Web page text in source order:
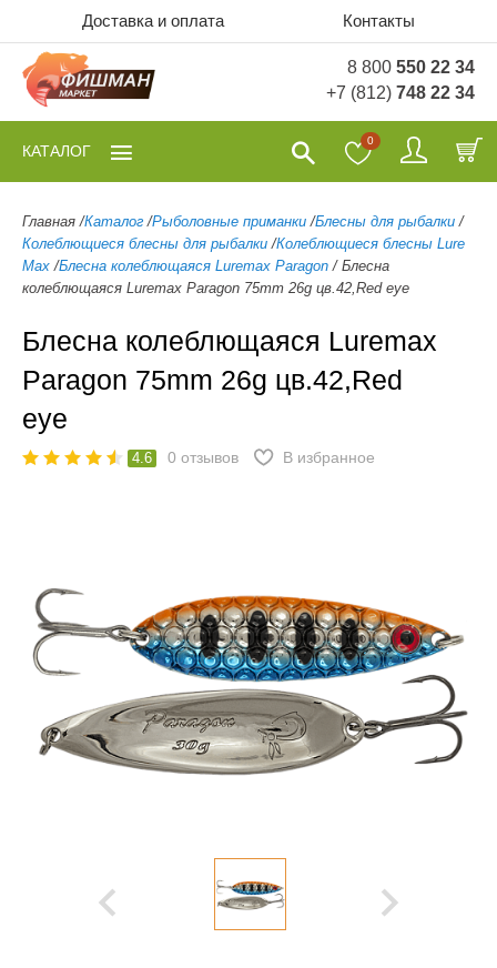
Доставка и оплата Контакты
8 800 550 22 34
+7 (812) 748 22 34
0
КАТАЛОГ
Главная /Каталог /Рыболовные приманки /Блесны для рыбалки /
Колеблющиеся блесны для рыбалки /Колеблющиеся блесны Lure
Max /Блесна колеблющаяся Luremax Paragon / Блесна
колеблющаяся Luremax Paragon 75mm 26g цв.42,Red eye
Блесна колеблющаяся Luremax
Paragon 75mm 26g цв.42,Red
eye
4.6 0 отзывов В избранное